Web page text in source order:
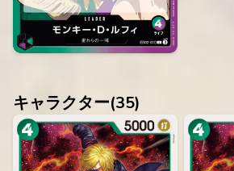
キャラクター(35)